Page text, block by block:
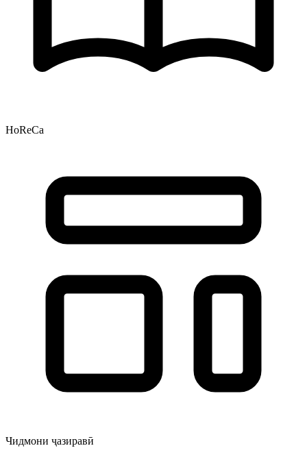
HoReCa
Чидмони ҷазиравӣ